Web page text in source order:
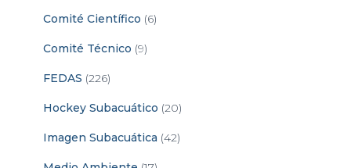
Comité Científico (6)
Comité Técnico (9)
FEDAS (226)
Hockey Subacuático (20)
Imagen Subacuática (42)